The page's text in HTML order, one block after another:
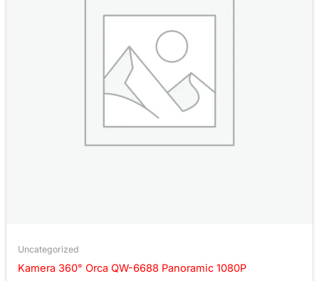
Uncategorized
Kamera 360° Orca QW-6688 Panoramic 1080P